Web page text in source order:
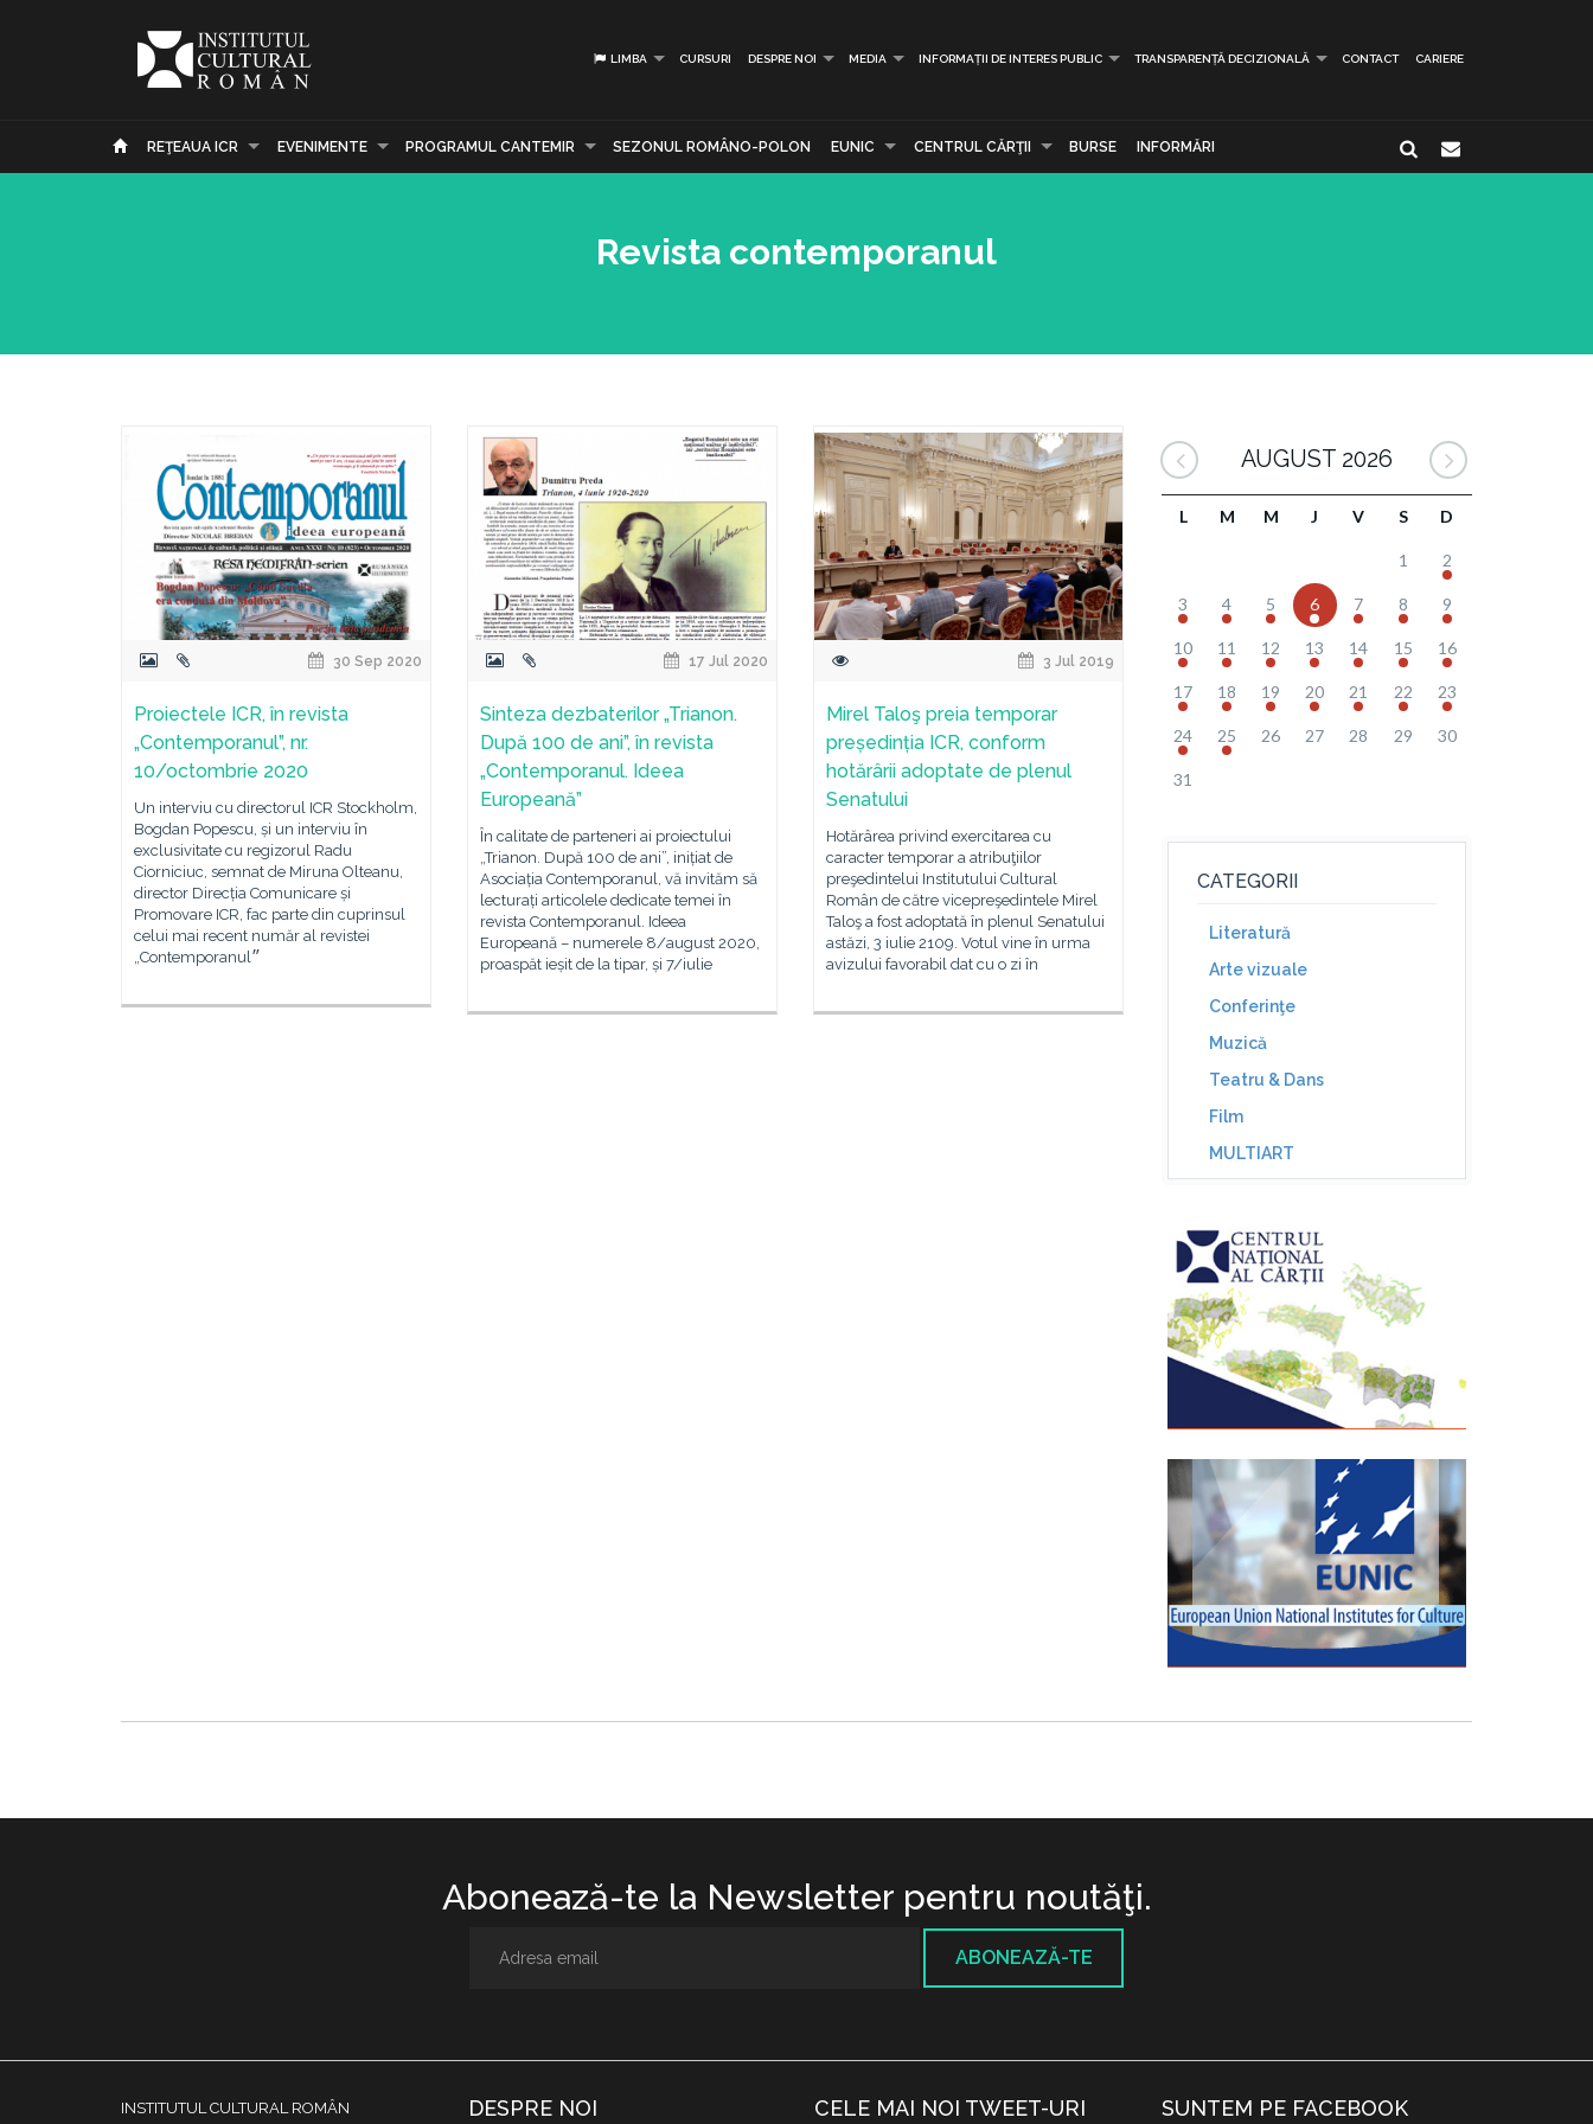
LIMBA CURSURI DESPRE NOI MEDIA INFORMAȚII DE INTERES PUBLIC TRANSPARENȚĂ DECIZIONALĂ CONTACT CARIERE
REŢEAUA ICR EVENIMENTE PROGRAMUL CANTEMIR SEZONUL ROMÂNO-POLON EUNIC CENTRUL CĂRŢII BURSE INFORMĂRI
Revista contemporanul
30 Sep 2020
Proiectele ICR, în revista
„Contemporanul”, nr.
10/octombrie 2020
Un interviu cu directorul ICR Stockholm,
Bogdan Popescu, și un interviu în
exclusivitate cu regizorul Radu
Ciorniciuc, semnat de Miruna Olteanu,
director Direcția Comunicare și
Promovare ICR, fac parte din cuprinsul
celui mai recent număr al revistei
„Contemporanul״
17 Jul 2020
Sinteza dezbaterilor „Trianon.
După 100 de ani”, în revista
„Contemporanul. Ideea
Europeană”
În calitate de parteneri ai proiectului
„Trianon. După 100 de ani”, inițiat de
Asociația Contemporanul, vă invităm să
lecturați articolele dedicate temei în
revista Contemporanul. Ideea
Europeană – numerele 8/august 2020,
proaspăt ieșit de la tipar, și 7/iulie
3 Jul 2019
Mirel Taloş preia temporar
președinția ICR, conform
hotărârii adoptate de plenul
Senatului
Hotărârea privind exercitarea cu
caracter temporar a atribuţiilor
preşedintelui Institutului Cultural
Român de către vicepreşedintele Mirel
Taloş a fost adoptată în plenul Senatului
astăzi, 3 iulie 2109. Votul vine în urma
avizului favorabil dat cu o zi în
AUGUST 2026
L M M J V S D
1 2
3 4 5 6 7 8 9
10 11 12 13 14 15 16
17 18 19 20 21 22 23
24 25 26 27 28 29 30
31
CATEGORII
Literatură
Arte vizuale
Conferinţe
Muzică
Teatru & Dans
Film
MULTIART
Abonează-te la Newsletter pentru noutăţi.
ABONEAZĂ-TE
INSTITUTUL CULTURAL ROMÂN
DESPRE NOI CELE MAI NOI TWEET-URI SUNTEM PE FACEBOOK